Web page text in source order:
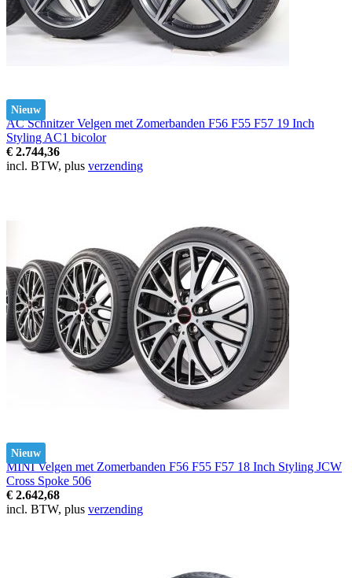
Nieuw
AC Schnitzer Velgen met Zomerbanden F56 F55 F57 19 Inch
Styling AC1 bicolor
€ 2.744,36
incl. BTW, plus verzending
Nieuw
MINI Velgen met Zomerbanden F56 F55 F57 18 Inch Styling JCW
Cross Spoke 506
€ 2.642,68
incl. BTW, plus verzending